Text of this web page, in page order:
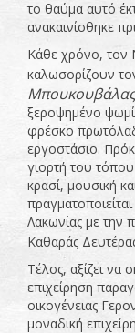
το θαύμα αυτό
ανακαινίσθηκε
Κάθε χρόνο, τον
καλωσορίζουν
Μπουκουβάλας
ξεροψημένο
φρέσκο
εργοστάσιο.
γιορτή του
κρασί, μουσική
Λακωνίας με την
Καθαράς
Τέλος, αξίζει να
επιχείρηση
οικογένειας
μοναδική